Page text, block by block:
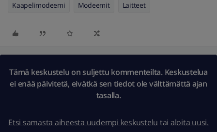
Kaapelimodeemi Modeemit Laitteet
Tämä keskustelu on suljettu kommenteilta. Keskustelua
ei enää päivitetä, eivätkä sen tiedot ole välttämättä ajan
tasalla.
Etsi samasta aiheesta uudempi keskustelu tai aloita uusi.